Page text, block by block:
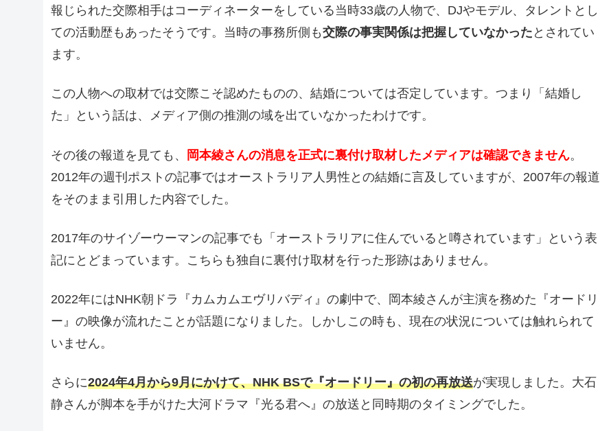
報じられた交際相手はコーディネーターをしている当時33歳の人物で、DJやモデル、タレントとし
ての活動歴もあったそうです。当時の事務所側も交際の事実関係は把握していなかった とされてい
ます。
この人物への取材では交際こそ認めたものの、結婚については否定しています。つまり「結婚し
た」という話は、メディア側の推測の域を出ていなかったわけです。
その後の報道を見ても、 岡本綾さんの消息を正式に裏付け取材したメディアは確認できません。
2012年の週刊ポストの記事ではオーストラリア人男性との結婚に言及していますが、2007年の報道
をそのまま引用した内容でした。
2017年のサイゾーウーマンの記事でも「オーストラリアに住んでいると噂されています」という表
記にとどまっています。こちらも独自に裏付け取材を行った形跡はありません。
2022年にはNHK朝ドラ『カムカムエヴリバディ』の劇中で、岡本綾さんが主演を務めた『オードリ
ー』の映像が流れたことが話題になりました。しかしこの時も、現在の状況については触れられて
いません。
さらに2024年4月から9月にかけて、NHK BSで『オードリー』の初の再放送が実現しました。大石
静さんが脚本を手がけた大河ドラマ『光る君へ』の放送と同時期のタイミングでした。